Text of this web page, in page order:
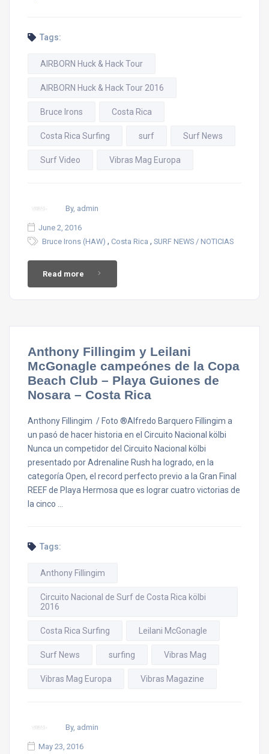
Tags:
AIRBORN Huck & Hack Tour
AIRBORN Huck & Hack Tour 2016
Bruce Irons Costa Rica
Costa Rica Surfing surf Surf News
Surf Video Vibras Mag Europa
By, admin
June 2, 2016
Bruce Irons (HAW) , Costa Rica , SURF NEWS / NOTICIAS
Read more
Anthony Fillingim y Leilani
McGonagle campeónes de la Copa
Beach Club – Playa Guiones de
Nosara – Costa Rica
Anthony Fillingim / Foto ®Alfredo Barquero Fillingim a
un pasó de hacer historia en el Circuito Nacional kölbi
Nunca un competidor del Circuito Nacional kölbi
presentado por Adrenaline Rush ha logrado, en la
categoría Open, el record perfecto previo a la Gran Final
REEF de Playa Hermosa que es lograr cuatro victorias de
la cinco …
Tags:
Anthony Fillingim
Circuito Nacional de Surf de Costa Rica kölbi
2016
Costa Rica Surfing Leilani McGonagle
Surf News surfing Vibras Mag
Vibras Mag Europa Vibras Magazine
By, admin
May 23, 2016